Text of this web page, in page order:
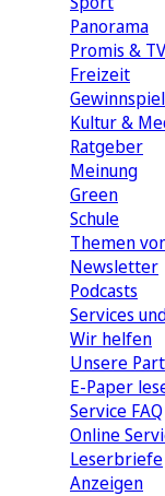
Panorama
Promis & TV
Freizeit
Kultur &
Ratgeber
Meinung
Green
Schule
Themen
Newsletter
Podcasts
Services
Wir helfen
Unsere
E-Paper
Service FAQ
Online
Leserbriefe
Anzeigen